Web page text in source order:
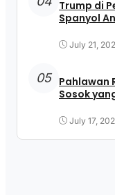
Trump di
Spanyol
July 21,
05 Pahlawan
Sosok
July 17,